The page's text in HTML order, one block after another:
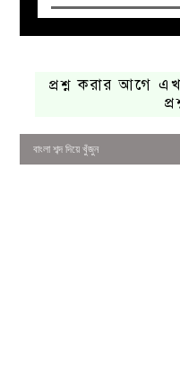
প্রশ্ন করার আগে